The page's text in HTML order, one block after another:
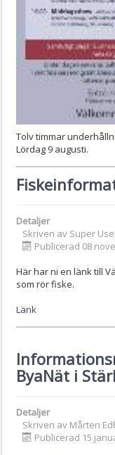
Tolv timmar
Lördag 9 augusti.
Detaljer
Skriven av Super
Publicerad 08
Här har ni en länk till
som rör fiske.
Länk
ByaNät i
Detaljer
Skriven av Mårten
Publicerad 15